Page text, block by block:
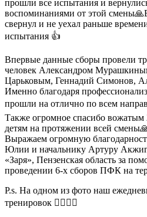
прошли все испытания и
воспоминаниями от этой
свернул и не уехал раньше
испытания 👍
Впервые данные сборы провели
человек Александром
Царьковым, Геннадий Симонов,
Именно благодаря
прошли на отлично по всем
Также огромное спасибо вожатым
детям на протяжении всей
Выражаем огромную
Юлии и начальнику Артуру
«Заря», Пензенская область за
проведении 6-х сборов ПФК на
P.s. На одном из фото наш
тренировок 🏃‍♂️🏃‍♀️